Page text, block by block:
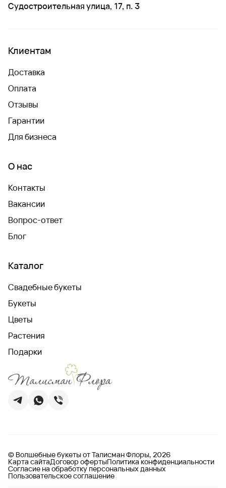
Судостроительная улица, 17, п. 3
Клиентам
Доставка
Оплата
Отзывы
Гарантии
Для бизнеса
О нас
Контакты
Вакансии
Вопрос-ответ
Блог
Каталог
Свадебные букеты
Букеты
Цветы
Растения
Подарки
© Волшебные букеты от Талисман Флоры, 2026
Карта сайтаДоговор офертыПолитика конфиденциальности
Согласие на обработку персональных данных
Пользовательское соглашение